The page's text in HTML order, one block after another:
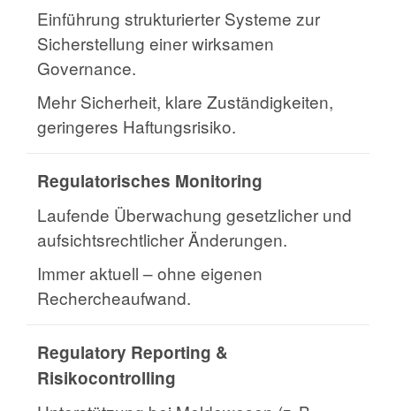
Einführung strukturierter Systeme zur
Sicherstellung einer wirksamen
Governance.
Mehr Sicherheit, klare Zuständigkeiten,
geringeres Haftungsrisiko.
Regulatorisches Monitoring
Laufende Überwachung gesetzlicher und
aufsichtsrechtlicher Änderungen.
Immer aktuell – ohne eigenen
Rechercheaufwand.
Regulatory Reporting &
Risikocontrolling